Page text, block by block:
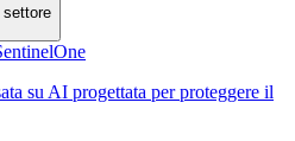
settore
su AI progettata per proteggere il